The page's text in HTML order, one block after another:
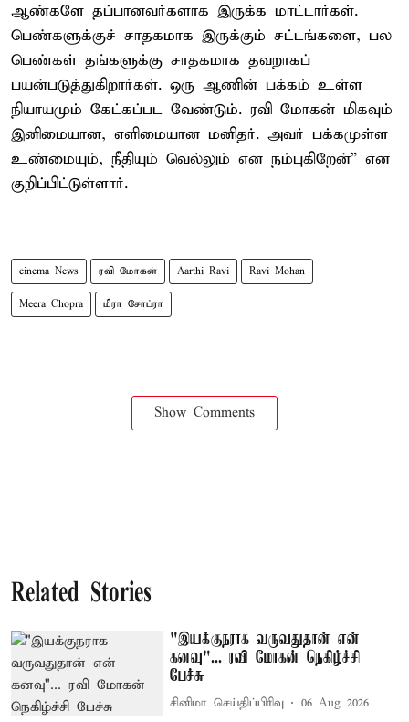
ஆண்களே தப்பானவர்களாக இருக்க மாட்டார்கள்.
பெண்களுக்குச் சாதகமாக இருக்கும் சட்டங்களை, பல
பெண்கள் தங்களுக்கு சாதகமாக தவறாகப்
பயன்படுத்துகிறார்கள். ஒரு ஆணின் பக்கம் உள்ள
நியாயமும் கேட்கப்பட வேண்டும். ரவி மோகன் மிகவும்
இனிமையான, எளிமையான மனிதர். அவர் பக்கமுள்ள
உண்மையும், நீதியும் வெல்லும் என நம்புகிறேன்” என
குறிப்பிட்டுள்ளார்.
cinema News ரவி மோகன் Aarthi Ravi Ravi Mohan
Meera Chopra மீரா சோப்ரா
Show Comments
Related Stories
"இயக்குநராக வருவதுதான் என்
கனவு"... ரவி மோகன் நெகிழ்ச்சி
பேச்சு
சினிமா செய்திப்பிரிவு 06 Aug 2026